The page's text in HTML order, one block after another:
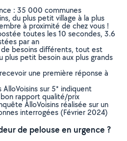
: 35 000 communes
du plus petit village à la plus
à proximité de chez vous !
toutes les 10 secondes, 3.6
par an
besoins différents, tout est
plus petit besoin aux plus grands
une première réponse à
sur 5* indiquent
bon rapport qualité/prix
AlloVoisins réalisée sur un
interrogées (Février 2024)
de pelouse en urgence ?